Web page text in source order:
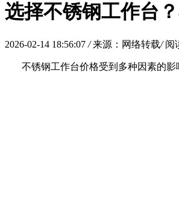
选择不锈钢工作台
2026-02-14 18:56:07 / 来源：网络转载/ 阅
不锈钢工作台价格受到多种因素的